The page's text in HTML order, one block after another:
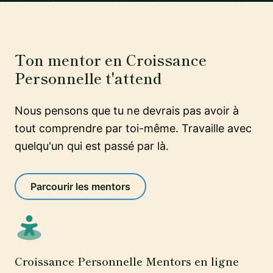
Ton mentor en Croissance
Personnelle t'attend
Nous pensons que tu ne devrais pas avoir à
tout comprendre par toi-même. Travaille avec
quelqu'un qui est passé par là.
Parcourir les mentors
Croissance Personnelle Mentors en ligne